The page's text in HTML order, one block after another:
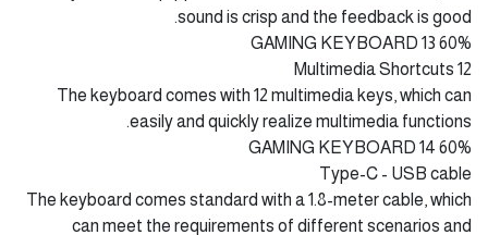
daily needs.
60% GAMING KEYBOARD 12
OUTEMU blue switches
The keyboard is equipped with the OUTEMU blue switch, the
sound is crisp and the feedback is good.
60% GAMING KEYBOARD 13
12 Multimedia Shortcuts
The keyboard comes with 12 multimedia keys, which can
easily and quickly realize multimedia functions.